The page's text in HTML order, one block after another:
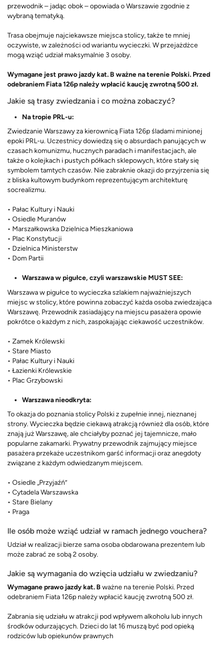
przewodnik – jadąc obok – opowiada o Warszawie zgodnie z
wybraną tematyką.
Trasa obejmuje najciekawsze miejsca stolicy, także te mniej
oczywiste, w zależności od wariantu wycieczki. W przejażdżce
mogą wziąć udział maksymalnie 3 osoby.
Wymagane jest prawo jazdy kat. B ważne na terenie Polski. Przed
odebraniem Fiata 126p należy wpłacić kaucję zwrotną 500 zł.
Jakie są trasy zwiedzania i co można zobaczyć?
Na tropie PRL-u:
Zwiedzanie Warszawy za kierownicą Fiata 126p śladami minionej
epoki PRL-u. Uczestnicy dowiedzą się o absurdach panujących w
czasach komunizmu, hucznych paradach i manifestacjach, ale
także o kolejkach i pustych półkach sklepowych, które stały się
symbolem tamtych czasów. Nie zabraknie okazji do przyjrzenia się
z bliska kultowym budynkom reprezentującym architekturę
socrealizmu.
• Pałac Kultury i Nauki
• Osiedle Muranów
• Marszałkowska Dzielnica Mieszkaniowa
• Plac Konstytucji
• Dzielnica Ministerstw
• Dom Partii
Warszawa w pigułce, czyli warszawskie MUST SEE:
Warszawa w pigułce to wycieczka szlakiem najważniejszych
miejsc w stolicy, które powinna zobaczyć każda osoba zwiedzająca
Warszawę. Przewodnik zasiadający na miejscu pasażera opowie
pokrótce o każdym z nich, zaspokajając ciekawość uczestników.
• Zamek Królewski
• Stare Miasto
• Pałac Kultury i Nauki
• Łazienki Królewskie
• Plac Grzybowski
Warszawa nieodkryta:
To okazja do poznania stolicy Polski z zupełnie innej, nieznanej
strony. Wycieczka będzie ciekawą atrakcją również dla osób, które
znają już Warszawę, ale chciałyby poznać jej tajemnicze, mało
popularne zakamarki. Prywatny przewodnik zajmujący miejsce
pasażera przekaże uczestnikom garść informacji oraz anegdoty
związane z każdym odwiedzanym miejscem.
• Osiedle „Przyjaźń”
• Cytadela Warszawska
• Stare Bielany
• Praga
Ile osób może wziąć udział w ramach jednego vouchera?
Udział w realizacji bierze sama osoba obdarowana prezentem lub
może zabrać ze sobą 2 osoby.
Jakie są wymagania do wzięcia udziału w zwiedzaniu?
Wymagane prawo jazdy kat. B ważne na terenie Polski. Przed
odebraniem Fiata 126p należy wpłacić kaucję zwrotną 500 zł.
Zabrania się udziału w atrakcji pod wpływem alkoholu lub innych
środków odurzających. Dzieci do lat 16 muszą być pod opieką
rodziców lub opiekunów prawnych